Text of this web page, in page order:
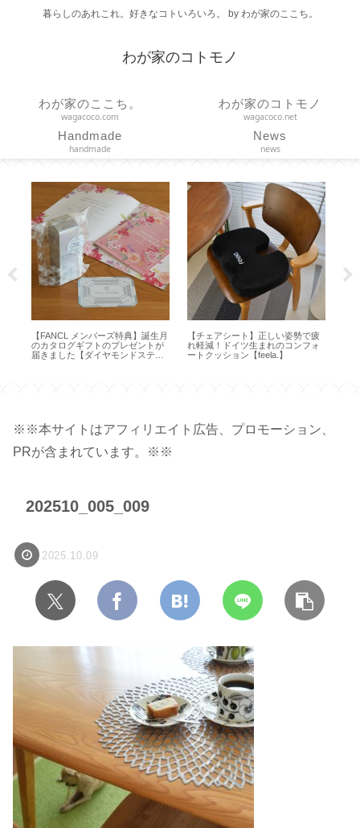
暮らしのあれこれ。好きなコトいろいろ。 by わが家のここち。
わが家のコトモノ
わが家のここち。
wagacoco.com
わが家のコトモノ
wagacoco.net
Handmade
handmade
News
news
【FANCL メンバーズ特典】誕生月
のカタログギフトのプレゼントが
届きました【ダイヤモンドステー
【チェアシート】正しい姿勢で疲
れ軽減！ドイツ生まれのコンフォ
ートクッション【feela.】
※※本サイトはアフィリエイト広告、プロモーション、
PRが含まれています。※※
202510_005_009
2025.10.09